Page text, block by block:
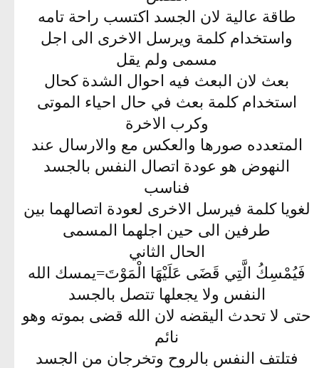
طاقة عالية لان الجسد اكتسب راحة تامه
واستخدام كلمة ويرسل الاخرى الى اجل
مسمى ولم يقل
بعث لان البعث فيه احوال الشدة كحال
استخدام كلمة بعث في حال احياء الموتى
وكرب الاخرة
المتعدده صورها والعكس مع والارسال عند
النهوض هو عودة اتصال النفس بالجسد
فناسب
لغويا كلمة فيرسل الاخرى لعودة اتصالهما بين
طرفين الى حين اجلهما المسمى
الحال الثاني
فَيُمْسِكُ الَّتِي قَضَى عَلَيْهَا الْمَوْتَ=يمسك الله
النفس ولا يجعلها تتصل بالجسد
حتى لا تحدث اليقضه لان الله قضى بموته وهو
نائم
فتلتف النفس بالروح وتخرجان من الجسد